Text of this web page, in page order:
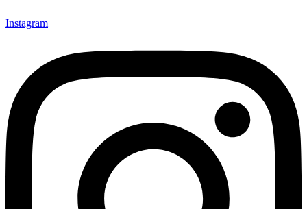
Instagram